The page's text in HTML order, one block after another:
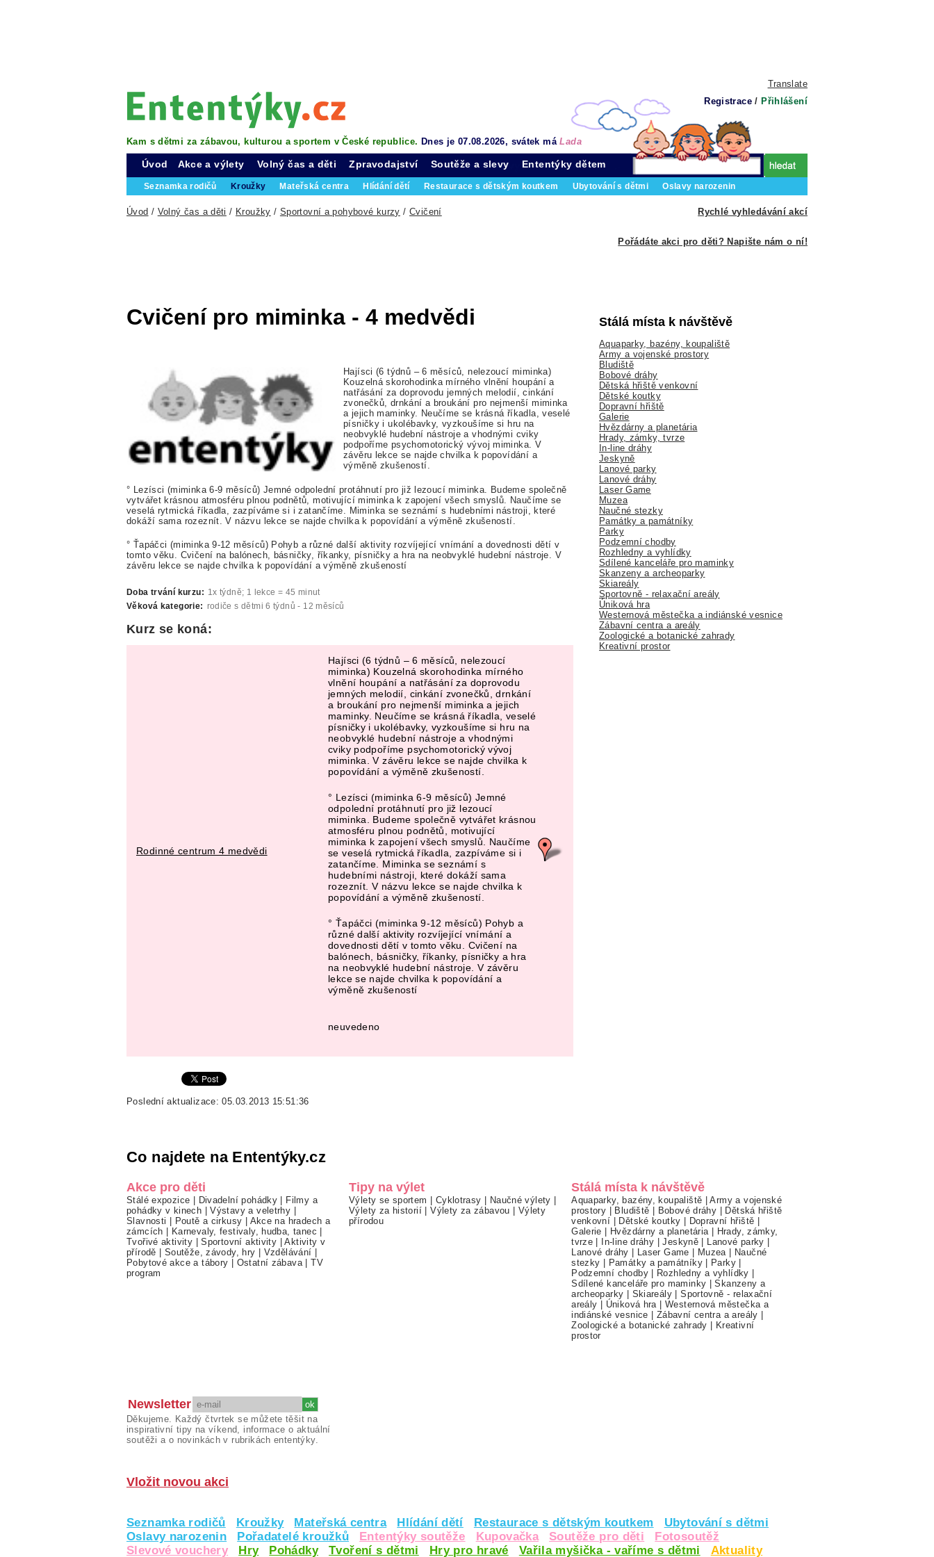
Translate
Registrace / Přihlášení
Kam s dětmi za zábavou, kulturou a sportem v České republice. Dnes je 07.08.2026, svátek máLada
Úvod Akce a výlety Volný čas a děti
Seznamka rodičů Kroužky Mateřská centra Hlídání dětí Restaurace s dětským koutkem Ubytování s dětmi Oslavy narozenin
Zpravodajství Soutěže a slevy Ententýky dětem
Rychlé vyhledávání akcí
Úvod / Volný čas a děti / Kroužky / Sportovní a pohybové kurzy /Cvičení
Pořádáte akci pro děti? Napište nám o ní!
Cvičení pro miminka - 4 medvědi
Hajísci (6 týdnů – 6 měsíců, nelezoucí miminka)
Kouzelná skorohodinka mírného vlnění houpání a
natřásání za doprovodu jemných melodií, cinkání
zvonečků, drnkání a broukání pro nejmenší miminka
a jejich maminky. Neučíme se krásná říkadla, veselé
písničky i ukolébavky, vyzkoušíme si hru na
neobvyklé hudební nástroje a vhodnými cviky
podpoříme psychomotorický vývoj miminka. V
závěru lekce se najde chvilka k popovídání a
výměně zkušeností.
° Lezísci (miminka 6-9 měsíců) Jemné odpolední protáhnutí pro již lezoucí miminka. Budeme společně
vytvářet krásnou atmosféru plnou podnětů, motivující miminka k zapojení všech smyslů. Naučíme se
veselá rytmická říkadla, zazpíváme si i zatančíme. Miminka se seznámí s hudebními nástroji, které
dokáží sama rozeznít. V názvu lekce se najde chvilka k popovídání a výměně zkušeností.
° Ťapáčci (miminka 9-12 měsíců) Pohyb a různé další aktivity rozvíjející vnímání a dovednosti dětí v
tomto věku. Cvičení na balónech, básničky, říkanky, písničky a hra na neobvyklé hudební nástroje. V
závěru lekce se najde chvilka k popovídání a výměně zkušeností
Doba trvání kurzu: 1x týdně; 1 lekce = 45 minut
Věková kategorie: rodiče s dětmi 6 týdnů - 12 měsíců
Kurz se koná:
Rodinné centrum 4 medvědi
Hajísci (6 týdnů – 6 měsíců, nelezoucí
miminka) Kouzelná skorohodinka mírného
vlnění houpání a natřásání za doprovodu
jemných melodií, cinkání zvonečků, drnkání
a broukání pro nejmenší miminka a jejich
maminky. Neučíme se krásná říkadla, veselé
písničky i ukolébavky, vyzkoušíme si hru na
neobvyklé hudební nástroje a vhodnými
cviky podpoříme psychomotorický vývoj
miminka. V závěru lekce se najde chvilka k
popovídání a výměně zkušeností.
° Lezísci (miminka 6-9 měsíců) Jemné
odpolední protáhnutí pro již lezoucí
miminka. Budeme společně vytvářet krásnou
atmosféru plnou podnětů, motivující
miminka k zapojení všech smyslů. Naučíme
se veselá rytmická říkadla, zazpíváme si i
zatančíme. Miminka se seznámí s
hudebními nástroji, které dokáží sama
rozeznít. V názvu lekce se najde chvilka k
popovídání a výměně zkušeností.
° Ťapáčci (miminka 9-12 měsíců) Pohyb a
různé další aktivity rozvíjející vnímání a
dovednosti dětí v tomto věku. Cvičení na
balónech, básničky, říkanky, písničky a hra
na neobvyklé hudební nástroje. V závěru
lekce se najde chvilka k popovídání a
výměně zkušeností
neuvedeno
Poslední aktualizace: 05.03.2013 15:51:36
Stálá místa k návštěvě
Aquaparky, bazény, koupaliště
Army a vojenské prostory
Bludiště
Bobové dráhy
Dětská hřiště venkovní
Dětské koutky
Dopravní hřiště
Galerie
Hvězdárny a planetária
Hrady, zámky, tvrze
In-line dráhy
Jeskyně
Lanové parky
Lanové dráhy
Laser Game
Muzea
Naučné stezky
Památky a památníky
Parky
Podzemní chodby
Rozhledny a vyhlídky
Sdílené kanceláře pro maminky
Skanzeny a archeoparky
Skiareály
Sportovně - relaxační areály
Úniková hra
Westernová městečka a indiánské vesnice
Zábavní centra a areály
Zoologické a botanické zahrady
Kreativní prostor
Co najdete na Ententýky.cz
Akce pro děti
Stálé expozice Divadelní pohádky
Filmy a
pohádky v kinech |Výstavy a veletrhy
Slavnosti
Poutě a cirkusy
Akce na hradech a
zámcích
Karnevaly, festivaly, hudba, tanec
Tvořivé aktivity |Sportovní aktivity |Aktivity v
přírodě
Soutěže, závody, hry Vzdělávání
Pobytové akce a tábory
Ostatní zábava |TV
program
Tipy na výlet
Výlety se sportem Cyklotrasy Naučné výlety
Výlety za historií |Výlety za zábavou
Výlety
přírodou
Stálá místa k návštěvě
Aquaparky, bazény, koupaliště |Army a vojenské
prostory
Bludiště Bobové dráhy
Dětská hřiště
venkovní
Dětské koutky Dopravní hřiště
Galerie
Hvězdárny a planetária
Hrady, zámky,
tvrze
In-line dráhy |Jeskyně Lanové parky
Lanové dráhy
Laser Game Muzea
Naučné
stezky
Památky a památníky| Parky
Podzemní chodby| Rozhledny a vyhlídky
Sdílené kanceláře pro maminky |Skanzeny a
archeoparky
Skiareály |Sportovně - relaxační
areály
Úniková hra |Westernová městečka a
indiánské vesnice
Zábavní centra a areály
Zoologické a botanické zahrady
Kreativní
prostor
Newsletter
Děkujeme. Každý čtvrtek se můžete těšit na
inspirativní tipy na víkend, informace o aktuální
soutěži a o novinkách v rubrikách ententýky.
Vložit novou akci
Seznamka rodičů Kroužky Mateřská centra Hlídání dětí Restaurace s dětským koutkem
Ubytování s dětmi
Oslavy narozenin
Pořadatelé kroužků Ententýky soutěže Kupovačka Soutěže pro děti
Fotosoutěž
Slevové vouchery
Hry Pohádky Tvoření s dětmi Hry pro hravé Vařila myšička - vaříme s dětmi Aktuality